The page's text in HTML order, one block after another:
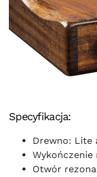
Specyfikacja:
Drewno: Lite
Wykończenie
Otwór